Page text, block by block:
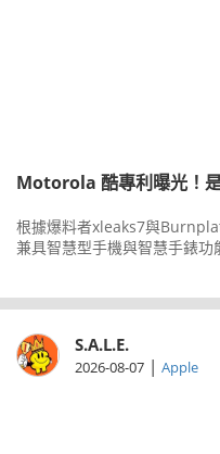
Motorola 酷專利曝光！
根據爆料者xleaks7與
兼具智慧型手機與智慧手錶功
S.A.L.E.
2026-08-07 | Apple